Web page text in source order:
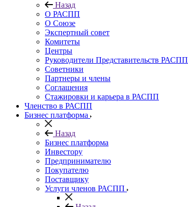
Назад
О РАСПП
О Союзе
Экспертный совет
Комитеты
Центры
Руководители Представительств РАСПП
Советники
Партнеры и члены
Соглашения
Стажировки и карьера в РАСПП
Членство в РАСПП
Бизнес платформа
Назад
Бизнес платформа
Инвестору
Предпринимателю
Покупателю
Поставщику
Услуги членов РАСПП